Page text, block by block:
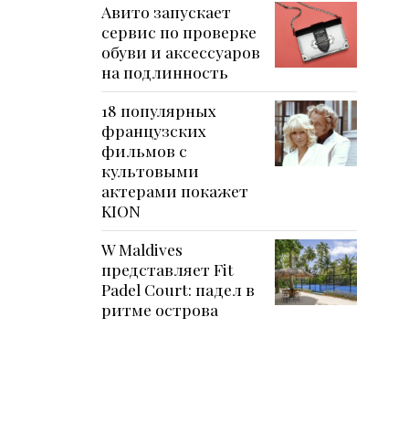
Авито запускает
сервис по проверке
обуви и аксессуаров
на подлинность
18 популярных
французских
фильмов с
культовыми
актерами покажет
KION
W Maldives
представляет Fit
Padel Court: падел в
ритме острова